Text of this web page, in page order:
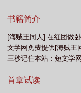
员 海贼王红团实力
书籍简介
[海贼王同人] 在红团做
文学网免费提供[海贼王
三秒记住本站：短文学
首章试读